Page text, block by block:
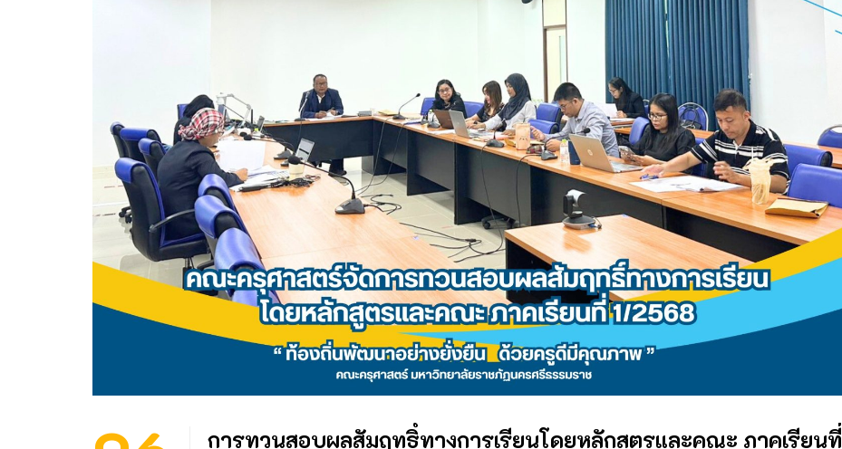
การทวนสอบผลสัมฤทธิ์ทางการเรียนโดยหลักสูตรและคณะ ภาคเรียนที่